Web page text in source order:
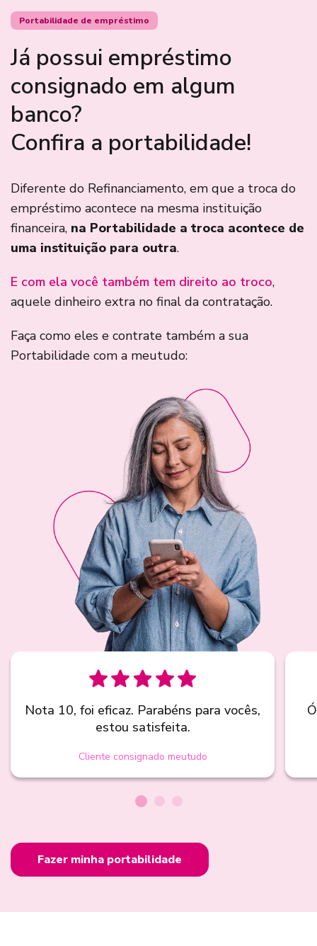
Portabilidade de empréstimo
Já possui empréstimo
consignado em algum
banco?
Confira a portabilidade!
Diferente do Refinanciamento, em que a troca do
empréstimo acontece na mesma instituição
financeira, na Portabilidade a troca acontece de
uma instituição para outra.
E com ela você também tem direito ao troco,
aquele dinheiro extra no final da contratação.
Faça como eles e contrate também a sua
Portabilidade com a meutudo:
Nota 10, foi eficaz. Parabéns para vocês,
estou satisfeita.
Cliente consignado meutudo
Fazer minha portabilidade